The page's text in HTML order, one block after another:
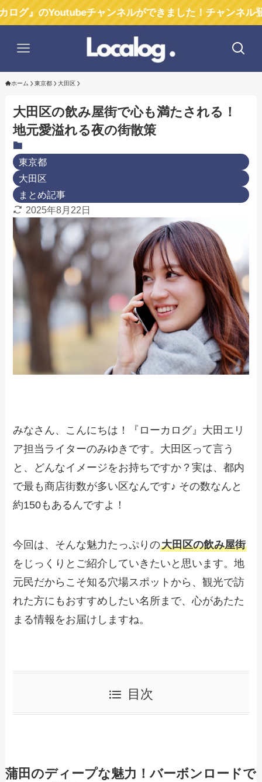
チャンネルができました！チャンネル登録お願い
ホーム 東京都 大田区
大田区の飲み屋街で心も満たされる！
地元愛溢れる夜の街散策
東京都
大田区
まとめ記事
2025年8月22日
みなさん、こんにちは！『ローカログ』大田エリ
ア担当ライターのみゆきです。大田区って言う
と、どんなイメージをお持ちですか？実は、都内
で最も商店街数が多い区なんです♪ その数なんと
約150もあるんですよ！
今回は、そんな魅力たっぷりの大田区の飲み屋街
をじっくりとご紹介していきたいと思います。地
元民だからこそ知る穴場スポットから、観光で訪
れた方にもおすすめしたい名所まで、心があたた
まる情報をお届けしますね。
目次
蒲田のディープな魅力！バーボンロードで